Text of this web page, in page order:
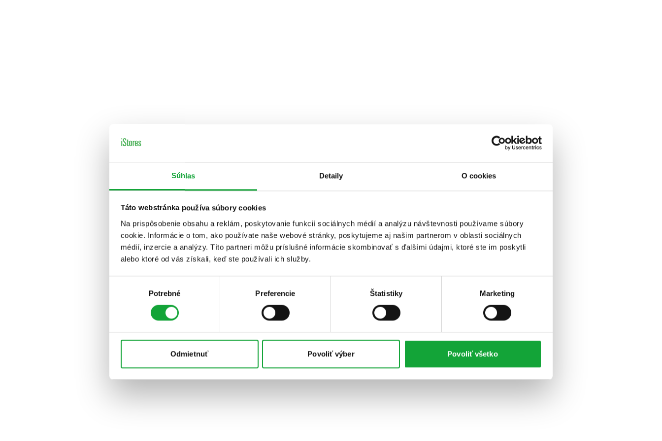
Súhlas Detaily O cookies
Táto webstránka používa súbory cookies
Na prispôsobenie obsahu a reklám, poskytovanie funkcií sociálnych médií a analýzu návštevnosti používame súbory
cookie. Informácie o tom, ako používate naše webové stránky, poskytujeme aj našim partnerom v oblasti sociálnych
médií, inzercie a analýzy. Títo partneri môžu príslušné informácie skombinovať s ďalšími údajmi, ktoré ste im poskytli
alebo ktoré od vás získali, keď ste používali ich služby.
Potrebné Preferencie Štatistiky Marketing
Odmietnuť Povoliť výber Povoliť všetko